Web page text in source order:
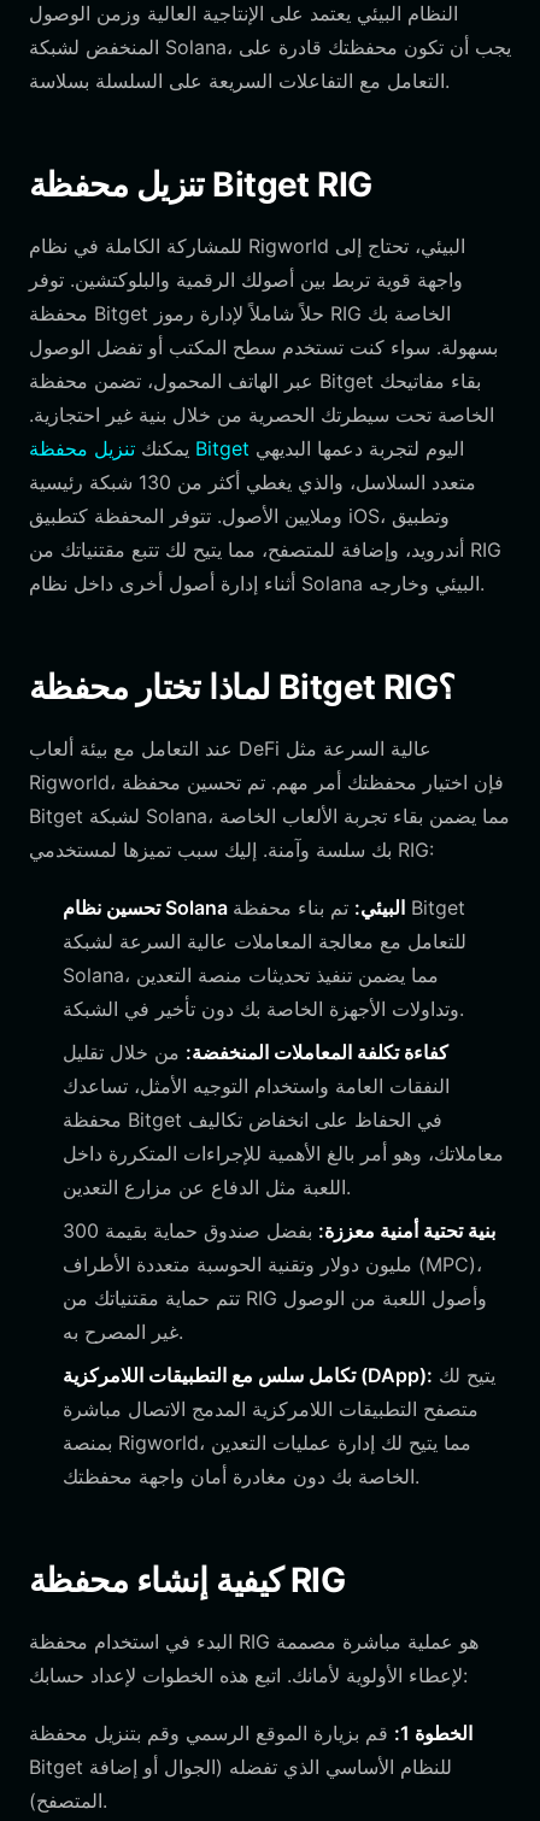
النظام البيئي يعتمد على الإنتاجية العالية وزمن الوصول
المنخفض لشبكة Solana، يجب أن تكون محفظتك قادرة على
التعامل مع التفاعلات السريعة على السلسلة بسلاسة.
تنزيل محفظة Bitget RIG
للمشاركة الكاملة في نظام Rigworld البيئي، تحتاج إلى
واجهة قوية تربط بين أصولك الرقمية والبلوكتشين. توفر
محفظة Bitget حلاً شاملاً لإدارة رموز RIG الخاصة بك
بسهولة. سواء كنت تستخدم سطح المكتب أو تفضل الوصول
عبر الهاتف المحمول، تضمن محفظة Bitget بقاء مفاتيحك
الخاصة تحت سيطرتك الحصرية من خلال بنية غير احتجازية.
يمكنك تنزيل محفظة Bitget
متعدد السلاسل، والذي يغطي أكثر من 130 شبكة رئيسية
وملايين الأصول. تتوفر المحفظة كتطبيق iOS، وتطبيق
أندرويد، وإضافة للمتصفح، مما يتيح لك تتبع مقتنياتك من RIG
أثناء إدارة أصول أخرى داخل نظام Solana البيئي وخارجه.
لماذا تختار محفظة Bitget RIG؟
عند التعامل مع بيئة ألعاب DeFi عالية السرعة مثل
Rigworld، فإن اختيار محفظتك أمر مهم. تم تحسين محفظة
Bitget لشبكة Solana، مما يضمن بقاء تجربة الألعاب الخاصة
بك سلسة وآمنة. إليك سبب تميزها لمستخدمي RIG:
تحسين نظام Solana البيئي: تم بناء محفظة Bitget
للتعامل مع معالجة المعاملات عالية السرعة لشبكة
Solana، مما يضمن تنفيذ تحديثات منصة التعدين
وتداولات الأجهزة الخاصة بك دون تأخير في الشبكة.
كفاءة تكلفة المعاملات المنخفضة: من خلال تقليل
النفقات العامة واستخدام التوجيه الأمثل، تساعدك
محفظة Bitget في الحفاظ على انخفاض تكاليف
معاملاتك، وهو أمر بالغ الأهمية للإجراءات المتكررة داخل
اللعبة مثل الدفاع عن مزارع التعدين.
بنية تحتية أمنية معززة:
بفضل صندوق حماية بقيمة 300
مليون دولار وتقنية الحوسبة متعددة الأطراف (MPC)،
تتم حماية مقتنياتك من RIG وأصول اللعبة من الوصول
غير المصرح به.
تكامل سلس مع التطبيقات اللامركزية (DApp):
متصفح التطبيقات اللامركزية المدمج الاتصال مباشرة
بمنصة Rigworld، مما يتيح لك إدارة عمليات التعدين
الخاصة بك دون مغادرة أمان واجهة محفظتك.
كيفية إنشاء محفظة RIG
البدء في استخدام محفظة RIG هو عملية مباشرة مصممة
لإعطاء الأولوية لأمانك. اتبع هذه الخطوات لإعداد حسابك:
الخطوة 1:
قم بزيارة الموقع الرسمي وقم بتنزيل محفظة
Bitget للنظام الأساسي الذي تفضله (الجوال أو إضافة
المتصفح).